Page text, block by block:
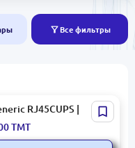
Все фильтры
RJ45CUPS |
колпачки для
синий для защиты
ТМТ